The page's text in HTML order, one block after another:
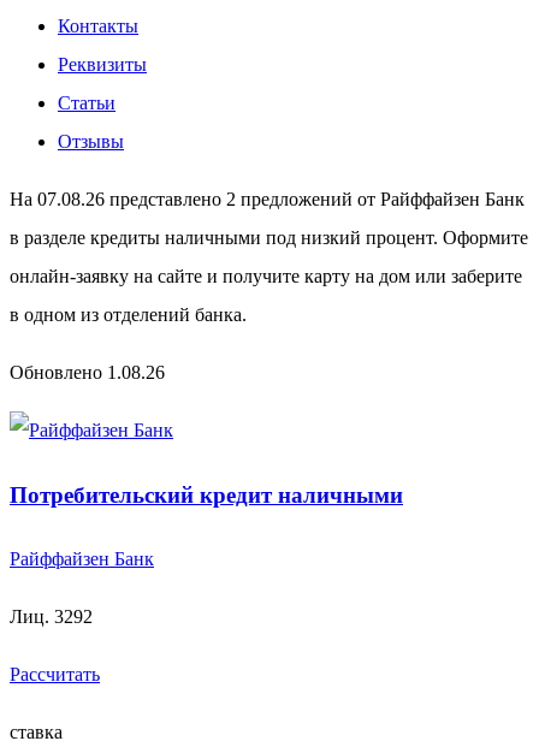
Контакты
Реквизиты
Статьи
Отзывы
На 07.08.26 представлено 2 предложений от Райффайзен Банк
в разделе кредиты наличными под низкий процент. Оформите
онлайн-заявку на сайте и получите карту на дом или заберите
в одном из отделений банка.
Обновлено 1.08.26
Потребительский кредит наличными
Райффайзен Банк
Лиц. 3292
Рассчитать
ставка